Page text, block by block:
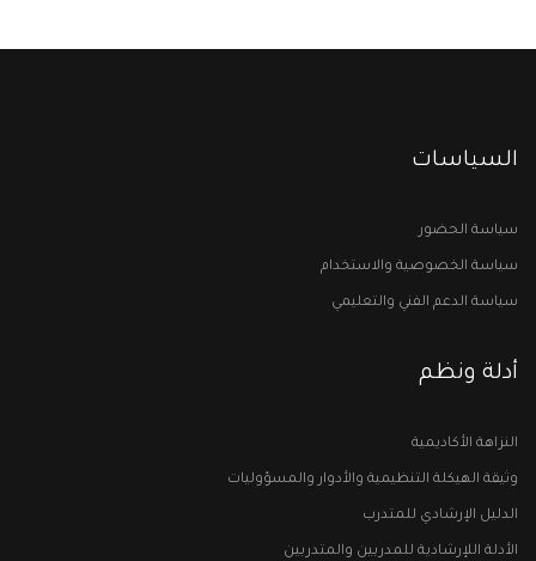
السياسات
سياسة الحضور
سياسة الخصوصية والاستخدام
سياسة الدعم الفني والتعليمي
أدلة ونظم
النزاهة الأكاديمية
وثيقة الهيكلة التنظيمية والأدوار والمسؤوليات
الدليل الإرشادي للمتدرب
الأدلة اللإرشادية للمدربين والمتدربين